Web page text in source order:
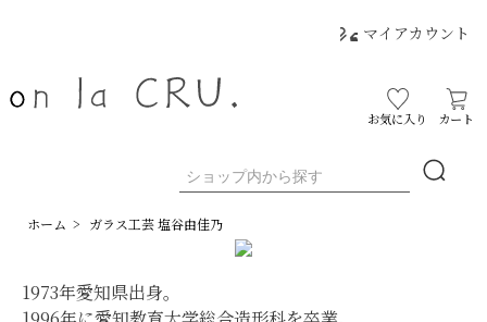
マイアカウント
お気に入り カート
ホーム > ガラス工芸 塩谷由佳乃
1973年愛知県出身。